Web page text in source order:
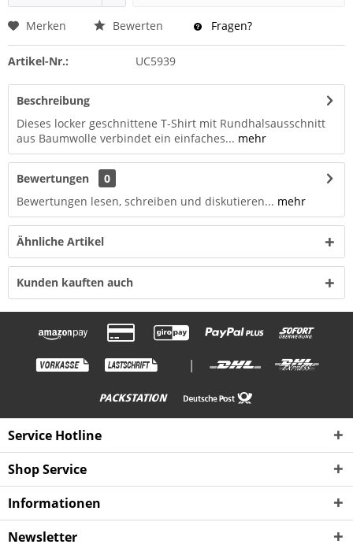
Merken Bewerten Fragen?
Artikel-Nr.: UC5939
Beschreibung
Dieses locker geschnittene T-Shirt mit Rundhalsausschnitt
aus Baumwolle verbindet ein einfaches... mehr
Bewertungen
0
Bewertungen lesen, schreiben und diskutieren... mehr
Ähnliche Artikel
Kunden kauften auch
|
Service Hotline
Shop Service
Informationen
Newsletter